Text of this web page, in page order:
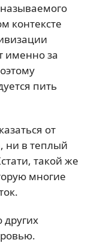
контексте
именно за
пить
от
ни в теплый
такой же
многие